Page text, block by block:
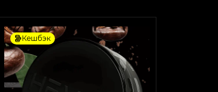
Кешбэк